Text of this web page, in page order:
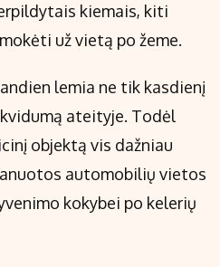
kiemais, kiti
už vietą po žeme.
lemia ne tik kasdienį
ateityje. Todėl
objektą vis dažniau
automobilių vietos
kokybei po kelerių